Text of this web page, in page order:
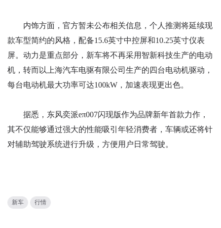
内饰方面，官方暂未公布相关信息，个人推测将延续现
款车型简约的风格，配备15.6英寸中控屏和10.25英寸仪表
屏。动力是重点部分，新车将不再采用智新科技生产的电动
机，转而以上海汽车电驱有限公司生产的四台电动机驱动，
每台电动机最大功率可达100kW，加速表现更出色。
据悉，东风奕派eπ007闪现版作为品牌新年首款力作，
其不仅能够通过强大的性能吸引年轻消费者，车辆或还将针
对辅助驾驶系统进行升级，方便用户日常驾驶。
新车 行情